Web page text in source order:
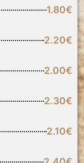
1.80€
2.20€
2.00€
2.30€
2.10€